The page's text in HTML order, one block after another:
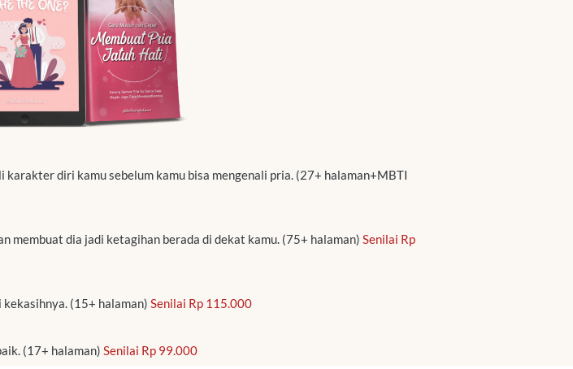
karakter diri kamu sebelum kamu bisa mengenali pria. (27+ halaman+MBTI
membuat dia jadi ketagihan berada di dekat kamu. (75+ halaman) Senilai Rp
kekasihnya. (15+ halaman) Senilai Rp 115.000
(17+ halaman) Senilai Rp 99.000